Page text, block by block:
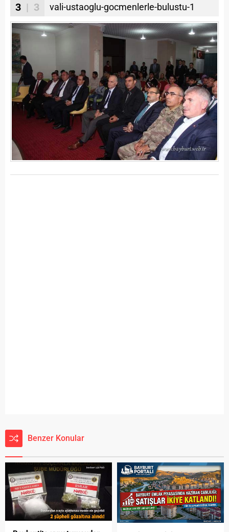
3 | 3 vali-ustaoglu-gocmenlerle-bulustu-1
Benzer Konular